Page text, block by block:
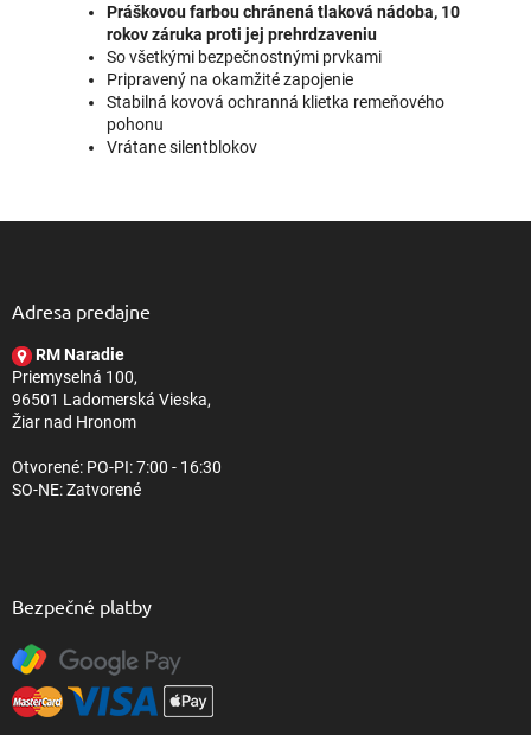
Práškovou farbou chránená tlaková nádoba, 10
rokov záruka proti jej prehrdzaveniu
So všetkými bezpečnostnými prvkami
Pripravený na okamžité zapojenie
Stabilná kovová ochranná klietka remeňového
pohonu
Vrátane silentblokov
Adresa predajne
RM Naradie
Priemyselná 100,
96501 Ladomerská Vieska,
Žiar nad Hronom
Otvorené: PO-PI: 7:00 - 16:30
SO-NE: Zatvorené
Bezpečné platby